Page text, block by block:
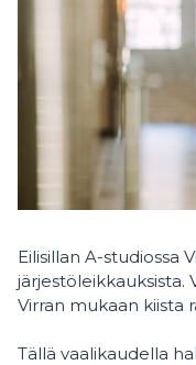
Eilisillan A-studiossa
järjestöleikkauksista.
Virran mukaan kiista
Tällä vaalikaudella